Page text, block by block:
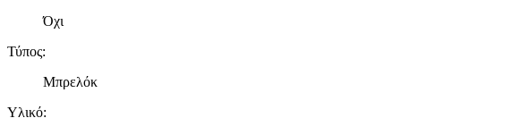
Όχι
Τύπος:
Μπρελόκ
Υλικό: